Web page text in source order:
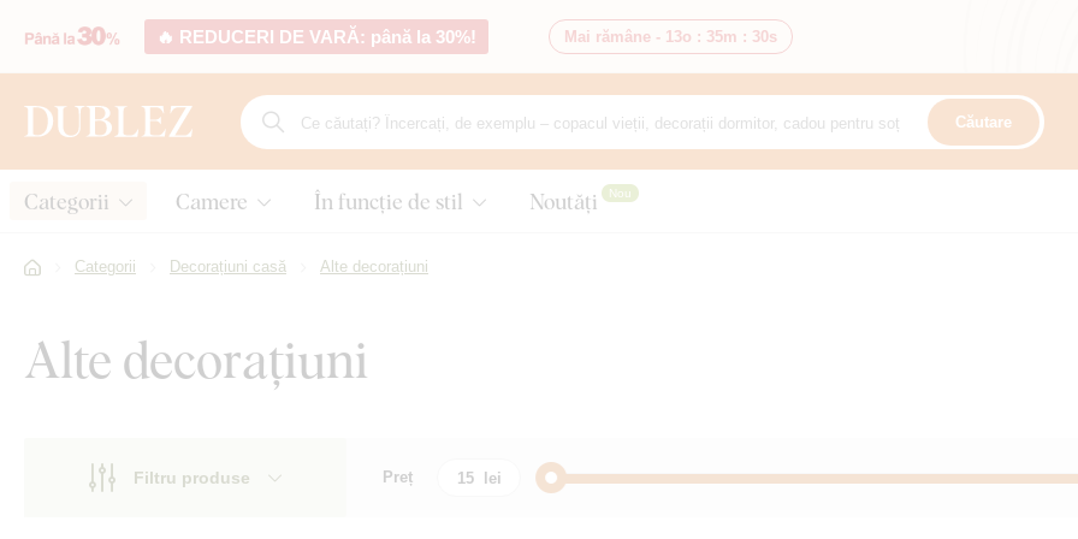
🔥 REDUCERI DE VARĂ: până la 30%! Mai rămâne - 13o : 35m : 28s
Căutare
Categorii Camere În funcție de stil Noutăți Nou
Categorii Decorațiuni casă Alte decorațiuni
Alte decorațiuni
Filtru produse
Motiv Preț
Motiv